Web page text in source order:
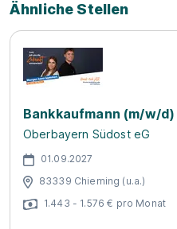
Ähnliche Stellen
Bankkaufmann (m/w/d)
Oberbayern Südost eG
01.09.2027
83339 Chieming (u.a.)
1.443 - 1.576 € pro Monat